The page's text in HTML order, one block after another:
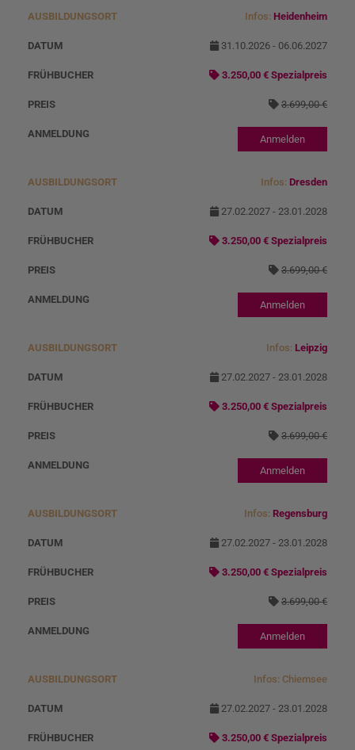
A
u
s
d
n
g
r
t
D
u
N
o
ei
s
Infos: Heidenheim
31.10.2026 - 06.06.2027
3.250,00 € Spezialpreis
3.699,00 €
Anmelden
Infos: Dresden
27.02.2027 - 23.01.2028
3.250,00 € Spezialpreis
3.699,00 €
Anmelden
Infos: Leipzig
27.02.2027 - 23.01.2028
3.250,00 € Spezialpreis
3.699,00 €
Anmelden
Infos: Regensburg
27.02.2027 - 23.01.2028
3.250,00 € Spezialpreis
3.699,00 €
Anmelden
Infos: Chiemsee
27.02.2027 - 23.01.2028
3.250,00 € Spezialpreis